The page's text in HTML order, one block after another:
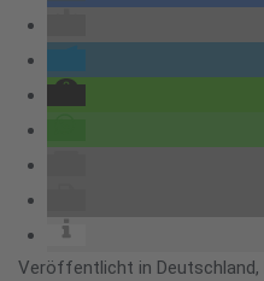
Veröffentlicht in Deutschland,